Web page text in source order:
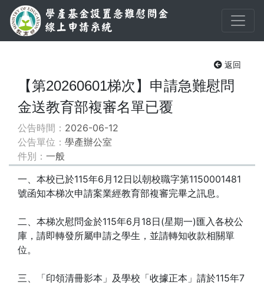
返回
【第20260601梯次】申請急難慰問
金送教育部複審名單已覆
公告時間： 2026-06-12
公告單位： 學產辦公室
件別： 一般
一、本校已於115年6月12日以朝校職字第1150001481
號函知本梯次申請案業經教育部複審完畢之訊息。
二、本梯次慰問金於115年6月18日(星期一)匯入各校公
庫，請即轉發所屬申請之學生，並請轉知收款相關單
位。
三、「印領清冊影本」及學校「收據正本」請於115年7